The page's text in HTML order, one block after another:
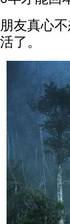
朋友真心
活了。